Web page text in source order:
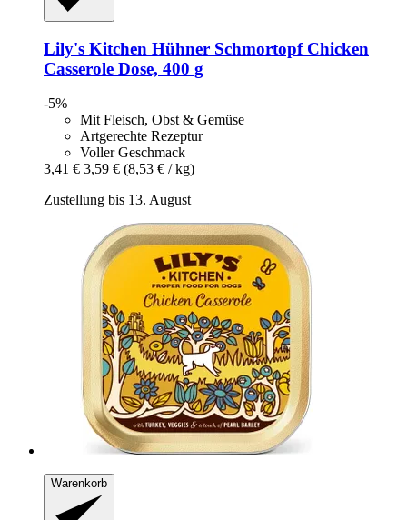
Lily's Kitchen Hühner Schmortopf Chicken
Casserole Dose, 400 g
-5%
Mit Fleisch, Obst & Gemüse
Artgerechte Rezeptur
Voller Geschmack
3,41 € 3,59 € (8,53 € / kg)
Zustellung bis 13. August
Warenkorb